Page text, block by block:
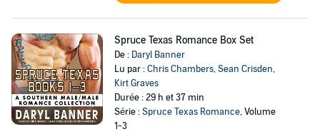
Spruce Texas Romance Box Set
De : Daryl Banner
Lu par :Chris Chambers,Sean Crisden,
Kirt Graves
Durée : 29 h et 37 min
Série :Spruce Texas Romance, Volume
1-3